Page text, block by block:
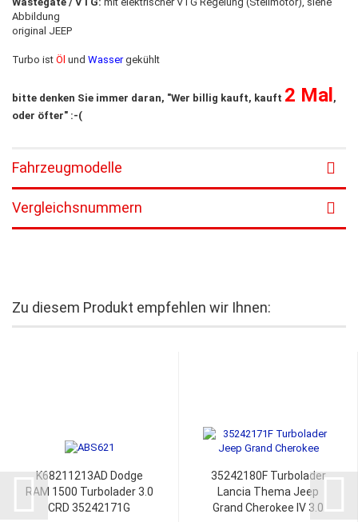
Abbildung
original JEEP
Turbo ist Öl und Wassergekühlt
bitte denken Sie immer daran, "Wer billig kauft, kauft 2 Mal,
oder öfter" :-(
Fahrzeugmodelle
Vergleichsnummern
Zu diesem Produkt empfehlen wir Ihnen:
K68211213AD Dodge
RAM 1500 Turbolader 3.0
CRD 35242171G
35242180F Turbolader
Lancia Thema Jeep
Grand Cherokee IV 3.0